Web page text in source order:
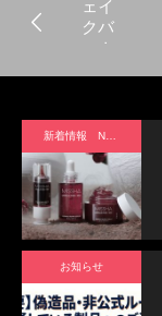
ェイ
クバ
ーム
新着情報 News
お知らせ